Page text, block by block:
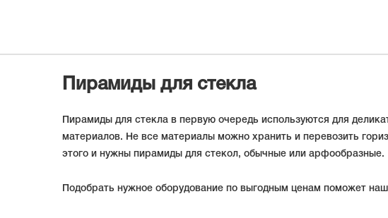
Пирамиды для стекла
Пирамиды для стекла в первую очередь используются для
материалов. Не все материалы можно хранить и перевозить
этого и нужны пирамиды для стекол, обычные или арфообразные.
Подобрать нужное оборудование по выгодным ценам поможет